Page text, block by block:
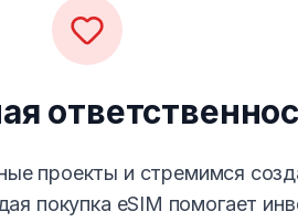
проекты и стремимся
покупка eSIM помогает